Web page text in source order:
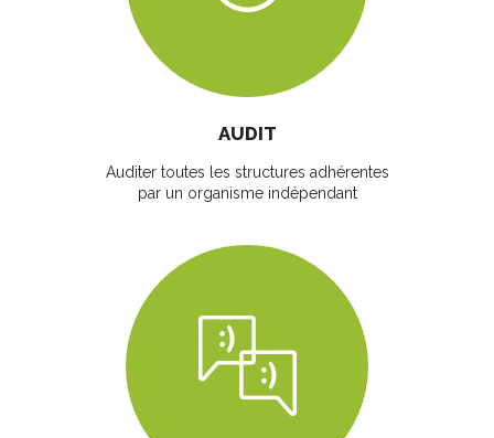
AUDIT
Auditer toutes les structures adhérentes
par un organisme indépendant